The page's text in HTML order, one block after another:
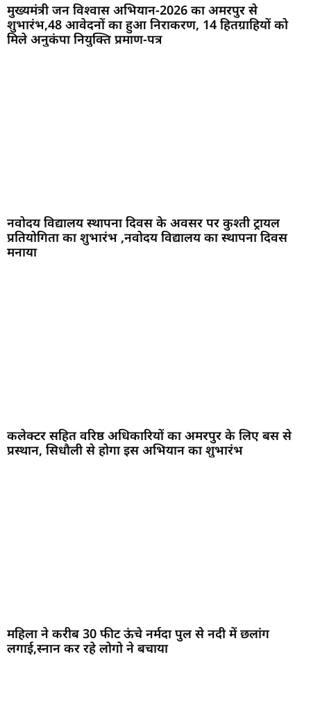
मुख्यमंत्री जन विश्वास अभियान-2026 का अमरपुर से
शुभारंभ,48 आवेदनों का हुआ निराकरण, 14 हितग्राहियों को
मिले अनुकंपा नियुक्ति प्रमाण-पत्र
नवोदय विद्यालय स्थापना दिवस के अवसर पर कुश्ती ट्रायल
प्रतियोगिता का शुभारंभ ,नवोदय विद्यालय का स्थापना दिवस
मनाया
कलेक्टर सहित वरिष्ठ अधिकारियों का अमरपुर के लिए बस से
प्रस्थान, सिधौली से होगा इस अभियान का शुभारंभ
महिला ने करीब 30 फीट ऊंचे नर्मदा पुल से नदी में छलांग
लगाई,स्नान कर रहे लोगो ने बचाया